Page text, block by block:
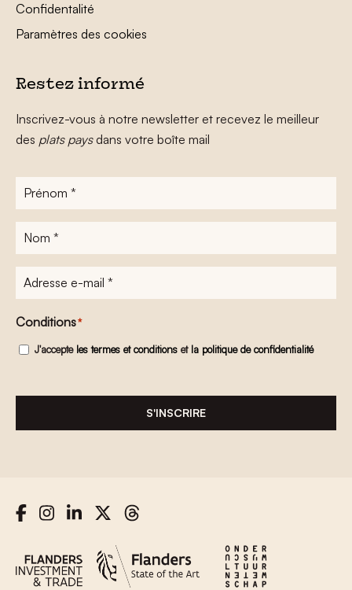
Confidentalité
Paramètres des cookies
Restez informé
Inscrivez-vous à notre newsletter et recevez le meilleur
des plats paysdans votre boîte mail
Prénom
Nom
Adresse
e-
mail*
Conditions*
J'accepte les termes et conditions et la politique de confidentialité
S'INSCRIRE